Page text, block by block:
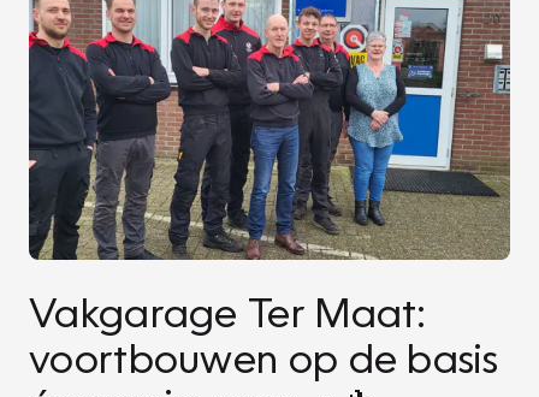
Vakgarage Ter Maat:
voortbouwen op de basis